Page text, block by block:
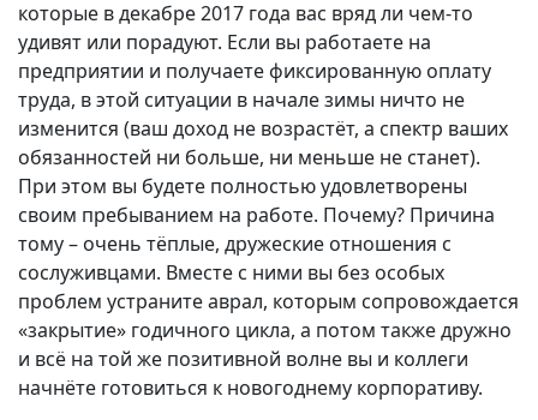
которые в декабре 2017 года вас вряд ли чем-то
удивят или порадуют. Если вы работаете на
предприятии и получаете фиксированную оплату
труда, в этой ситуации в начале зимы ничто не
изменится (ваш доход не возрастёт, а спектр ваших
обязанностей ни больше, ни меньше не станет).
При этом вы будете полностью удовлетворены
своим пребыванием на работе. Почему? Причина
тому – очень тёплые, дружеские отношения с
сослуживцами. Вместе с ними вы без особых
проблем устраните аврал, которым сопровождается
«закрытие» годичного цикла, а потом также дружно
и всё на той же позитивной волне вы и коллеги
начнёте готовиться к новогоднему корпоративу.